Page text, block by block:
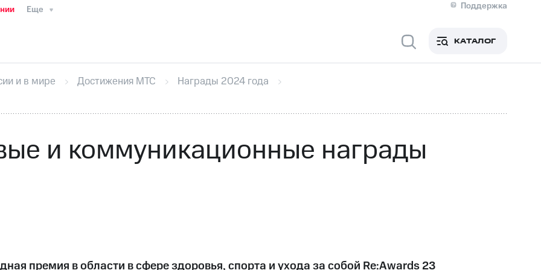
Еще
Поддержка
Медиа-центр
ИнтервьюФинансовая отчетностьКонтактыНовости в регионе
секретарьРаскрытие информации Информация акционерам
выкупа акцийДивидендыРынок облигаций Описание
Комплаенс и деловая этика
На главную
КАТАЛОГ
и в мире Достижения МТС
Награды 2024 года
и коммуникационные награды
премия в области в сфере здоровья, спорта и ухода за собой Re:Awards 23